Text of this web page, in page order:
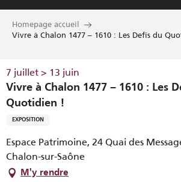
Aller
contenu
Homepage accueil
Vivre à Chalon 1477 – 1610 : Les Defis du
7 juillet > 13 juin
Vivre à Chalon 1477 – 1610 : Les
Quotidien !
EXPOSITION
Espace Patrimoine, 24 Quai des
Chalon-sur-Saône
M'y rendre